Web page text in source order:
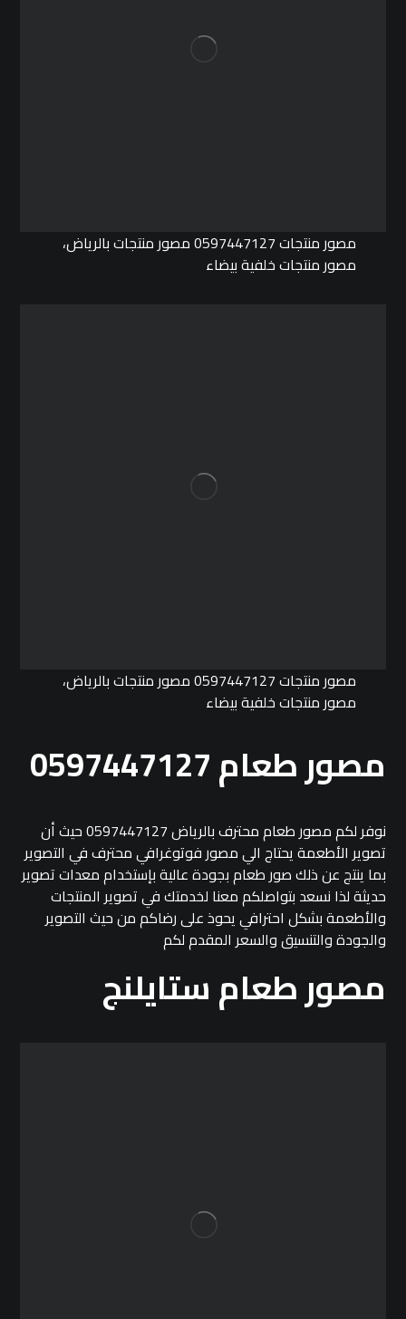
مصور منتجات 0597447127 مصور منتجات بالرياض،
مصور منتجات خلفية بيضاء
مصور منتجات 0597447127 مصور منتجات بالرياض،
مصور منتجات خلفية بيضاء
مصور طعام 0597447127
نوفر لكم مصور طعام محترف بالرياض 0597447127 حيث أن
تصوير الأطعمة يحتاج الي مصور فوتوغرافي محترف في التصوير
بما ينتج عن ذلك صور طعام بجودة عالية بإستخدام معدات تصوير
حديثة لذا نسعد بتواصلكم معنا لخدمتك في تصوير المنتجات
والأطعمة بشكل احترافي يحوذ على رضاكم من حيث التصوير
والجودة والتنسيق والسعر المقدم لكم
مصور طعام ستايلنج